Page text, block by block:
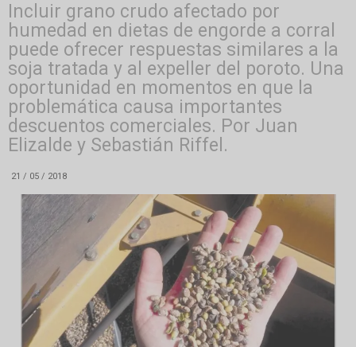
Incluir grano crudo afectado por
humedad en dietas de engorde a corral
puede ofrecer respuestas similares a la
soja tratada y al expeller del poroto. Una
oportunidad en momentos en que la
problemática causa importantes
descuentos comerciales. Por Juan
Elizalde y Sebastián Riffel.
21 / 05 / 2018